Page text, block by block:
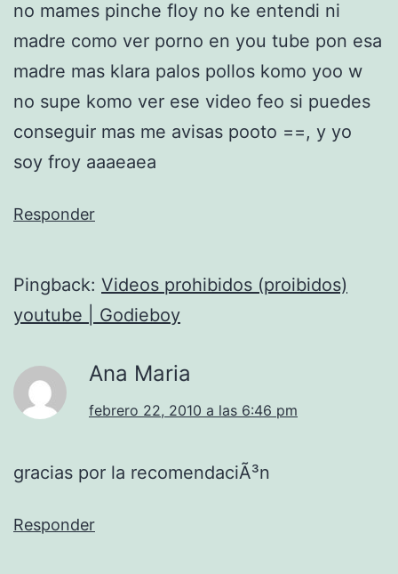
no mames pinche floy no ke entendi ni
madre como ver porno en you tube pon esa
madre mas klara palos pollos komo yoo w
no supe komo ver ese video feo si puedes
conseguir mas me avisas pooto ==, y yo
soy froy aaaeaea
Responder
Pingback: Videos prohibidos (proibidos)
youtube | Godieboy
Ana Maria
febrero 22, 2010 a las 6:46 pm
gracias por la recomendaciÃ³n
Responder